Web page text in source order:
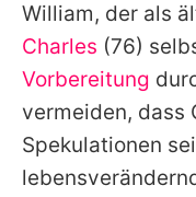
William, der als
Charles (76)
Vorbereitung
vermeiden, dass
Spekulationen